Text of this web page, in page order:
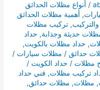
/ أنواع مظلات الحدائق
, أهمية مظلات الحدائق
,تركيب مظلات
حديثة وجذابة, حداد
, حداد مظلات بالكويت,
بالكويت / 62223997 / مظلات حدائق / مظلات سيارات /
مظلات / حداد الكويت /
تركيب مظلات, فني حداد
, مظلات, مظلات حدائق,